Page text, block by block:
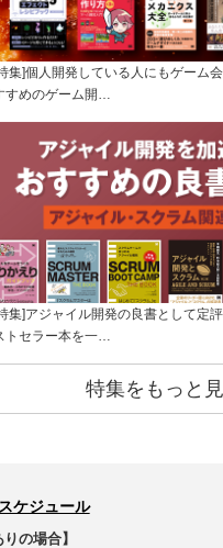
集]個人開発している人にもゲーム
すめのゲーム開…
集]アジャイル開発の良書として定
トセラー本を一…
特集をもっと
ケジュール
りの場合】